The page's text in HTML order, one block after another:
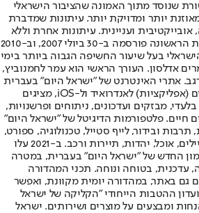
שנוסד מתוך האמונה שהציבור הישראלי
יותר ומדויקת יותר. עיתונות שמדברת
ועניינית. עיתונות אחרת וללא
תשלום. המהדורה המודפסת הראשונה פורסמה ב-30 ביולי 2007, וב-2010
בעל שיעור החשיפה הגבוה ביותר בימי
אדלסון. העורך הראשי הוא עמר לחמנוביץ,
אתרי האינטרנט של "ישראל היום" בעברית
ובאנגלית, כמו כן היישומונים (אפליקציות) לאנדרואיד ול-iOS, מציגים
מבזקים ועדכונים, ניתוחים ופרשנויות,
חיים. פלטפורמות הדיגיטל של "ישראל היום"
ובידור, לייף סטייל, טכנולוגיה, ספורט,
כלכלה וצרכנות, בריאות, חיילים, אוכל, יהדות, תיירות ורכב. ב-2021 עלו
החדש של "ישראל היום" בעברית, במטרה
עדכנית, בטוחה ונוחה. תכני המהדורה
גם באתר, במהדורה יומית מקוונת, ואפשר
ההטבות הייחודי "הקליקה של ישראל
ומבצעים על מוצרים ושירותים. ישראל